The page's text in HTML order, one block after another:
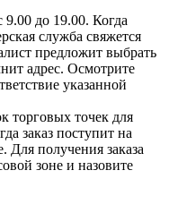
9.00 до 19.00. Когда
служба свяжется
предложит выбрать
адрес. Осмотрите
указанной
торговых точек для
заказ поступит на
Для получения заказа
зоне и назовите